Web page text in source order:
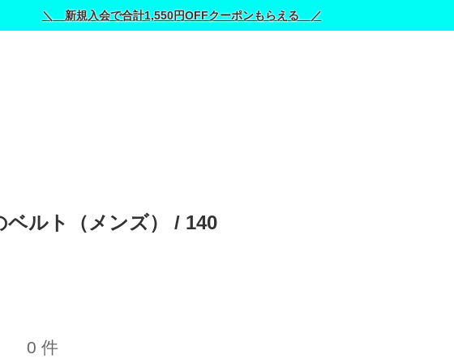
＼ 新規入会で合計1,550円OFFクーポンもらえる ／
ベルト（メンズ） / 140
0 件